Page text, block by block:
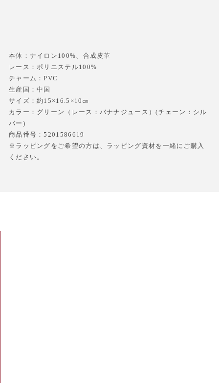
本体：ナイロン100%、合成皮革
レース：ポリエステル100%
チャーム：PVC
生産国：中国
サイズ：約15×16.5×10㎝
カラー：グリーン（レース：バナナジュース）(チェーン：シル
バー)
商品番号：5201586619
※ラッピングをご希望の方は、ラッピング資材を一緒にご購入
ください。